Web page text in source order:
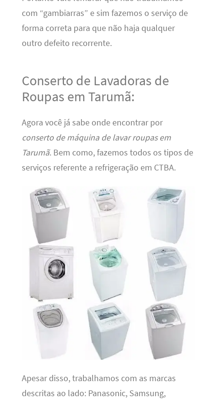
com “gambiarras” e sim fazemos o serviço de
forma correta para que não haja qualquer
outro defeito recorrente.
Conserto de Lavadoras de
Roupas em Tarumã:
Agora você já sabe onde encontrar por
conserto de máquina de lavar roupas em
Tarumã. Bem como, fazemos todos os tipos de
serviços referente a refrigeração em CTBA.
Apesar disso, trabalhamos com as marcas
descritas ao lado: Panasonic, Samsung,